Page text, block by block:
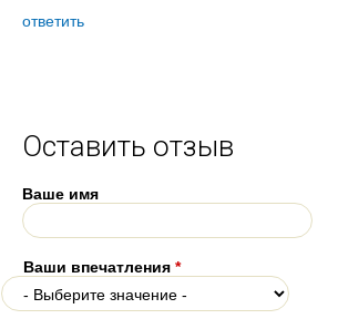
ответить
Оставить отзыв
Ваше имя
Ваши впечатления *